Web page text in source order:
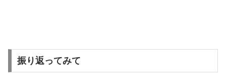
振り返ってみて